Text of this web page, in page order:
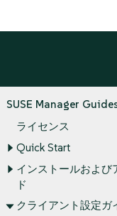
SUSE Manager
ライセンス
Quick Start
インストールおよび
ド
クライアント設定ガ